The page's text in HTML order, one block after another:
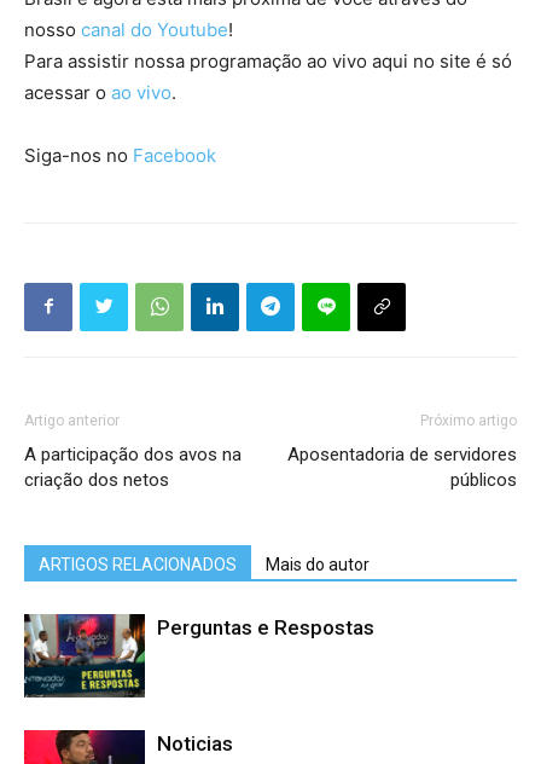
nosso canal do Youtube!
Para assistir nossa programação ao vivo aqui no site é só
acessar o ao vivo.
Siga-nos no Facebook
Artigo anterior
A participação dos avos na
criação dos netos
Próximo artigo
Aposentadoria de servidores
públicos
ARTIGOS RELACIONADOS Mais do autor
Perguntas e Respostas
Noticias